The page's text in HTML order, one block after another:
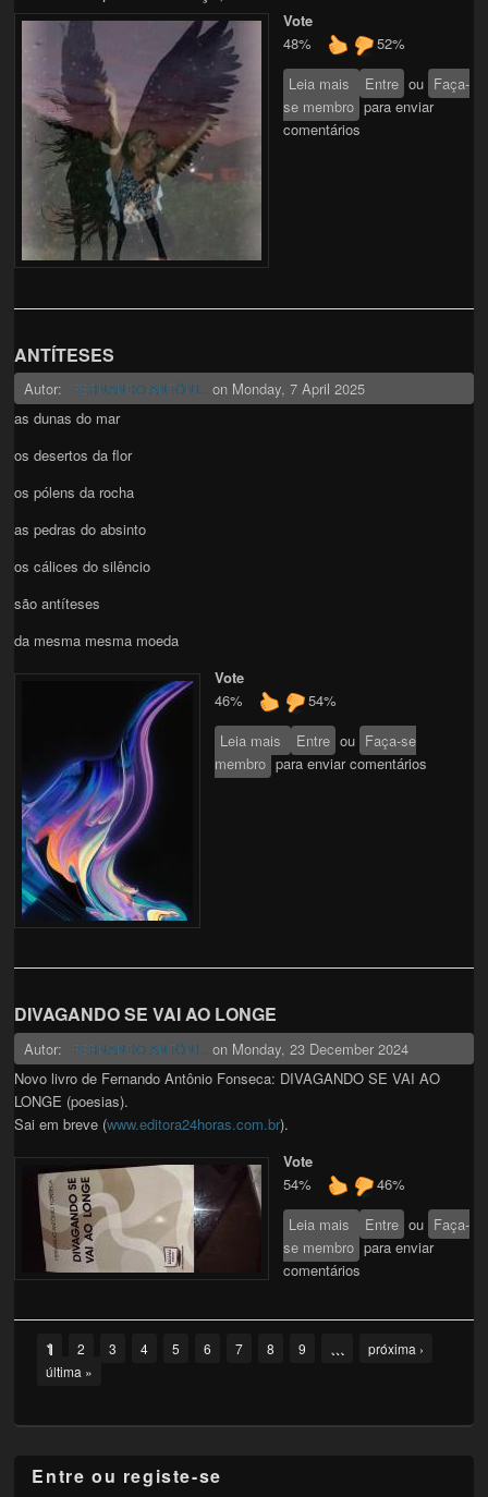
Vote
48%
52%
Leia mais sobre ZANZA &
BELERO
Entre ou Faça-
se membro para enviar
comentários
ANTÍTESES
Autor: FERNANDO ANTÔNI... on Monday, 7 April 2025
as dunas do mar
os desertos da flor
os pólens da rocha
as pedras do absinto
os cálices do silêncio
são antíteses
da mesma mesma moeda
Vote
46%
54%
Leia mais sobre ANTÍTESES
Entre ou Faça-se
membro para enviar comentários
DIVAGANDO SE VAI AO LONGE
Autor: FERNANDO ANTÔNI... on Monday, 23 December 2024
Novo livro de Fernando Antônio Fonseca: DIVAGANDO SE VAI AO
LONGE (poesias).
Sai em breve (www.editora24horas.com.br).
Vote
54%
46%
Leia mais sobre DIVAGANDO
SE VAI AO
LONGE
Entre ou Faça-
se membro para enviar
comentários
Pages
1 2 3 4 5 6 7 8 9 …
próxima ›
última »
Entre ou registe-se